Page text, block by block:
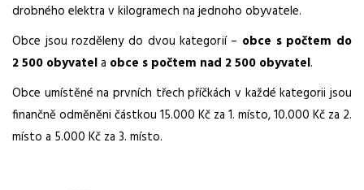
drobného elektra v kilogramech na jednoho obyvatele.
Obce jsou rozděleny do dvou kategorií – obce s počtem do
2 500 obyvatela obce s počtem nad 2 500 obyvatel.
Obce umístěné na prvních třech příčkách v každé kategorii jsou
finančně odměněni částkou 15.000 Kč za 1. místo, 10.000 Kč za 2.
místo a 5.000 Kč za 3. místo.